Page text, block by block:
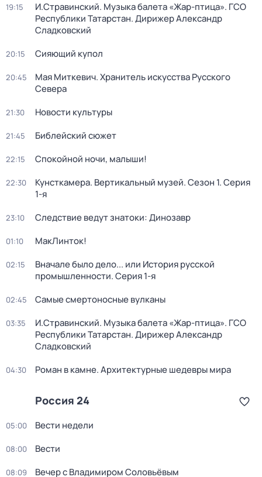
19:15
И.Стравинский. Музыка балета «Жар-птица». ГСО
Республики Татарстан. Дирижер Александр
Сладковский
20:15 Сияющий купол
20:45
Мая Миткевич. Хранитель искусства Русского
Севера
21:30 Новости культуры
21:45 Библейский сюжет
22:15 Спокойной ночи, малыши!
22:30 Кунсткамера. Вертикальный музей. Сезон 1. Серия
1-я
23:10 Следствие ведут знатоки: Динозавр
01:10 МакЛинток!
02:15
Вначале было дело... или История русской
промышленности. Серия 1-я
02:45 Самые смертоносные вулканы
03:35
И.Стравинский. Музыка балета «Жар-птица». ГСО
Республики Татарстан. Дирижер Александр
Сладковский
04:30 Роман в камне. Архитектурные шедевры мира
Россия 24
05:00 Вести недели
08:00 Вести
08:09 Вечер с Владимиром Соловьёвым